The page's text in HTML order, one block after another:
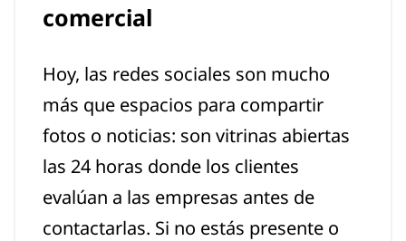
comercial
Hoy, las redes sociales son mucho
más que espacios para compartir
fotos o noticias: son vitrinas abiertas
las 24 horas donde los clientes
evalúan a las empresas antes de
contactarlas. Si no estás presente o